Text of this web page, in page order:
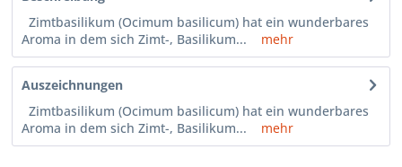
Zimtbasilikum (Ocimum basilicum) hat ein wunderbares
Aroma in dem sich Zimt-, Basilikum...
mehr
Auszeichnungen
Zimtbasilikum (Ocimum basilicum) hat ein wunderbares
Aroma in dem sich Zimt-, Basilikum...
mehr